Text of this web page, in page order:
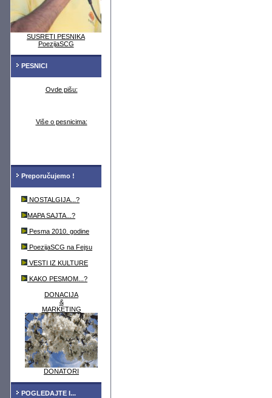
SUSRETI PESNIKA
PoezijaSCG
PESNICI
Ovde pišu:
Više o pesnicima:
Preporučujemo !
NOSTALGIJA...?
MAPA SAJTA...?
Pesma 2010. godine
PoezijaSCG na Fejsu
VESTI IZ KULTURE
KAKO PESMOM...?
DONACIJA
&
MARKETING
DONATORI
POGLEDAJTE I...